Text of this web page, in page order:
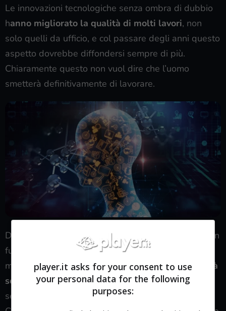
Le innovazioni tecnologiche senza ombra di dubbio
hanno migliorato la qualità di molti lavori, non
solo quelli da ufficio, e col passare degli anni questo
aspetto dovrebbe diffondersi sempre di più.
Chiaramente questo non vuol dire che l’uomo
smetterà definitivamente di lavorare.
Da diverso tempo si è diffuso anche il pensiero di un
futuro nel quale qualsiasi lavoro sarà svolto dalle
macchine dotate d’intelligenza artificiale el’umanità
sopravviverà solo grazie a un reddito universale
senza fare nulla.
player.it asks for your consent to use
your personal data for the following
purposes: